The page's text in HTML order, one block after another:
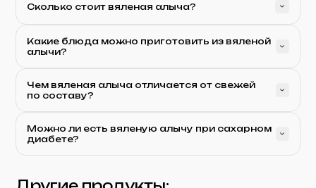
Сколько стоит вяленая алыча?
Какие блюда можно приготовить из вяленой
алычи?
Чем вяленая алыча отличается от свежей
по составу?
Можно ли есть вяленую алычу при сахарном
диабете?